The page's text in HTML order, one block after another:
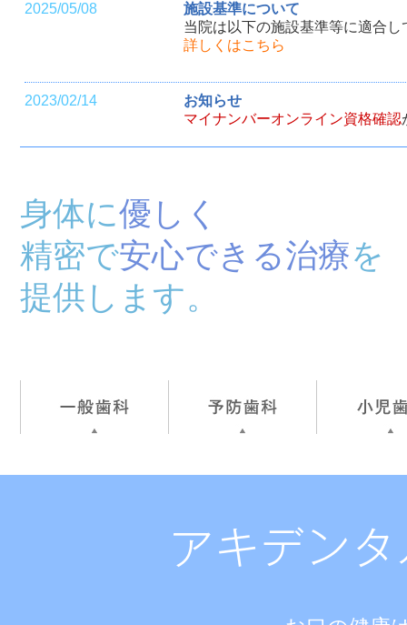
2025/05/08
施設基準について
当院は以下の施設基準等に適合
詳しくはこちら
2023/02/14
お知らせ
マイナンバーオンライン資格確認
身体に優しく
精密で安心できる治療を
提供します。